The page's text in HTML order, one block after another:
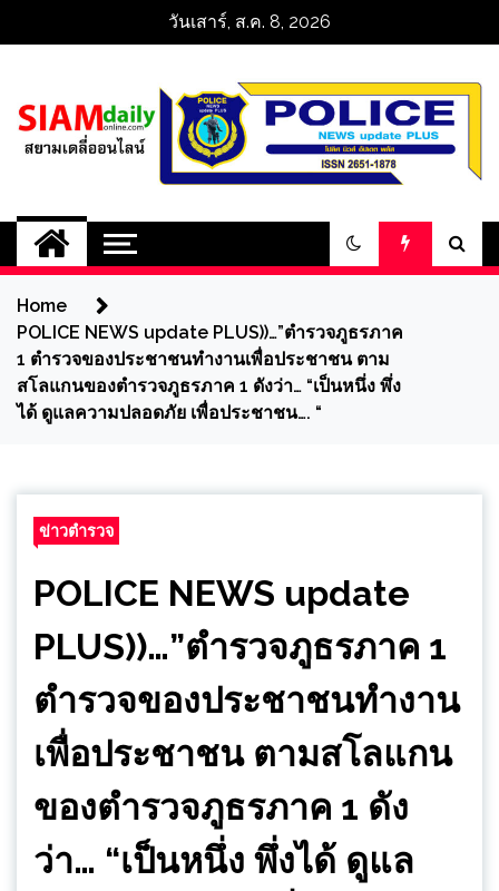
วันเสาร์, ส.ค. 8, 2026
สยามเดลี่ออนไลน์
SiamDailyOnline
Home
POLICE NEWS update PLUS))…”ตำรวจภูธรภาค
1 ตำรวจของประชาชนทำงานเพื่อประชาชน ตาม
สโลแกนของตำรวจภูธรภาค 1 ดังว่า… “เป็นหนึ่ง พึ่ง
ได้ ดูแลความปลอดภัย เพื่อประชาชน…. “
ข่าวตำรวจ
POLICE NEWS update
PLUS))…”ตำรวจภูธรภาค 1
ตำรวจของประชาชนทำงาน
เพื่อประชาชน ตามสโลแกน
ของตำรวจภูธรภาค 1 ดัง
ว่า… “เป็นหนึ่ง พึ่งได้ ดูแล